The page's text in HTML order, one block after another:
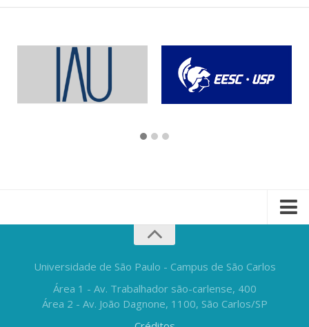
Universidade de São Paulo - Campus de São Carlos
Área 1 - Av. Trabalhador são-carlense, 400
Área 2 - Av. João Dagnone, 1100, São Carlos/SP